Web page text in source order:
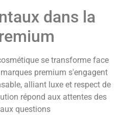
dans la
se transforme face
premium s'engagent
alliant luxe et respect de
répond aux attentes des
questions